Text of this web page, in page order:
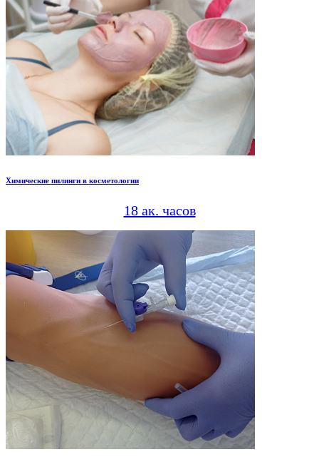
Химические пилинги в косметологии
18 ак. часов